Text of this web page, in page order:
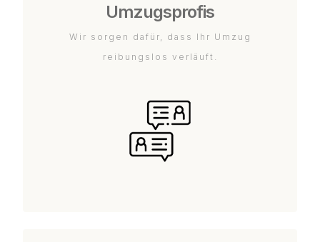
Umzugsprofis
Wir sorgen dafür, dass Ihr Umzug
reibungslos verläuft.